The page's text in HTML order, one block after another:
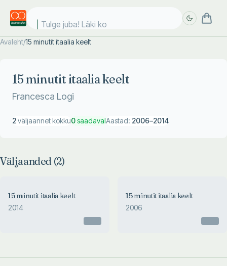
Tulge juba! Läki koo
Avaleht/15 minutit itaalia keelt
15 minutit itaalia keelt
Francesca Logi
2väljaannet kokku0saadavalAastad: 2006–2014
Väljaanded (2)
15 minutit itaalia keelt
2014
15 minutit itaalia keelt
2006